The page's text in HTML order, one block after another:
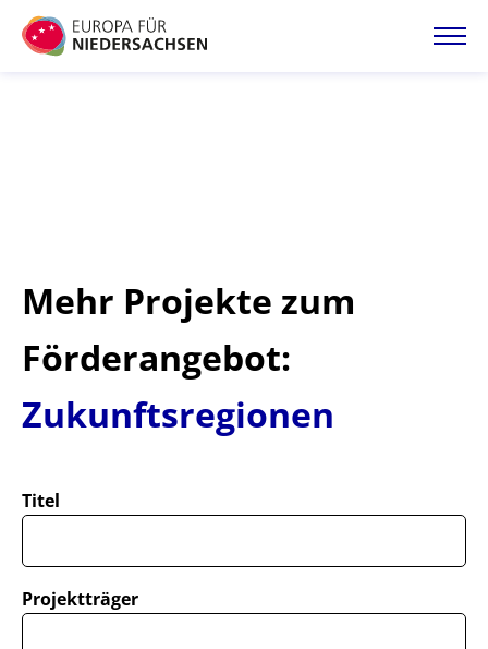
Direkt
zum
Mehr Projekte zum
Förderangebot:
Zukunftsregionen
Titel
Projektträger